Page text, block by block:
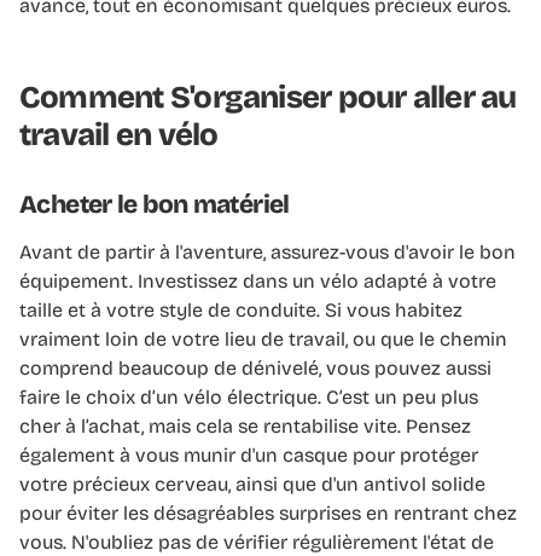
avance, tout en économisant quelques précieux euros.
Comment S'organiser pour aller au
travail en vélo
Acheter le bon matériel
Avant de partir à l'aventure, assurez-vous d'avoir le bon
équipement. Investissez dans un vélo adapté à votre
taille et à votre style de conduite. Si vous habitez
vraiment loin de votre lieu de travail, ou que le chemin
comprend beaucoup de dénivelé, vous pouvez aussi
faire le choix d’un vélo électrique. C’est un peu plus
cher à l’achat, mais cela se rentabilise vite. Pensez
également à vous munir d'un casque pour protéger
votre précieux cerveau, ainsi que d'un antivol solide
pour éviter les désagréables surprises en rentrant chez
vous. N'oubliez pas de vérifier régulièrement l'état de